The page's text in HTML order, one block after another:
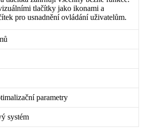
tlačítky jako ikonami a
pro usnadnění ovládání uživatelům.
parametry
systém